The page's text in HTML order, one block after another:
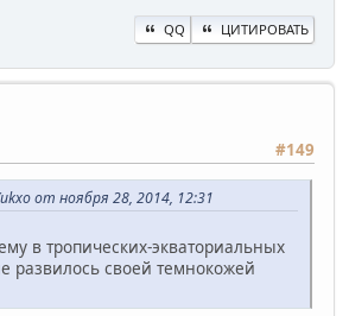
QQ ЦИТИРОВАТЬ
#149
от ноября 28, 2014, 12:31
в тропических-экваториальных
развилось своей темнокожей